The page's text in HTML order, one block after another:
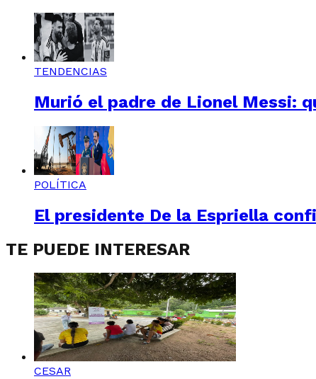
TENDENCIAS
Murió el padre de Lionel Messi:
POLÍTICA
El presidente De la Espriella
TE PUEDE INTERESAR
CESAR